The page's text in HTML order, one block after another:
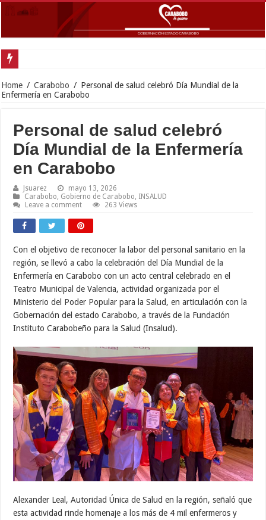
Home / Carabobo / Personal de salud celebró Día Mundial de la
Enfermería en Carabobo
Personal de salud celebró
Día Mundial de la Enfermería
en Carabobo
Jsuarez
mayo 13, 2026
Carabobo Gobierno de Carabobo INSALUD
Leave a comment
263 Views
Con el objetivo de reconocer la labor del personal sanitario en la
región, se llevó a cabo la celebración del Día Mundial de la
Enfermería en Carabobo con un acto central celebrado en el
Teatro Municipal de Valencia, actividad organizada por el
Ministerio del Poder Popular para la Salud, en articulación con la
Gobernación del estado Carabobo, a través de la Fundación
Instituto Carabobeño para la Salud (Insalud).
Alexander Leal, Autoridad Única de Salud en la región, señaló que
esta actividad rinde homenaje a los más de 4 mil enfermeros y